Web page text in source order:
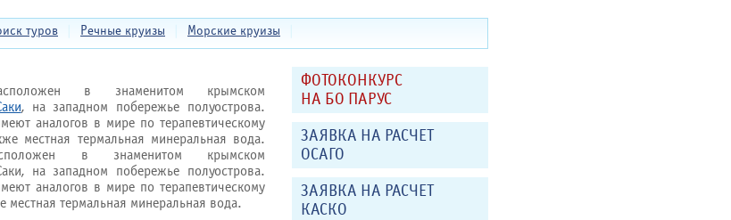
туров Речные круизы Морские круизы
в знаменитом крымском
, на западном побережье полуострова.
аналогов в мире по терапевтическому
местная термальная минеральная вода.
в знаменитом крымском
на западном побережье полуострова.
аналогов в мире по терапевтическому
термальная минеральная вода.
ФОТОКОНКУРС
НА БО ПАРУС
ЗАЯВКА НА РАСЧЕТ
ОСАГО
ЗАЯВКА НА РАСЧЕТ
КАСКО